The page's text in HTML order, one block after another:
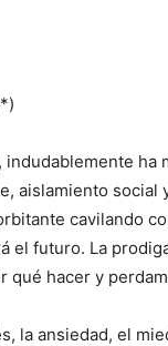
indudablemente
aislamiento
cavilando
el futuro. La
qué hacer y
la ansiedad, el